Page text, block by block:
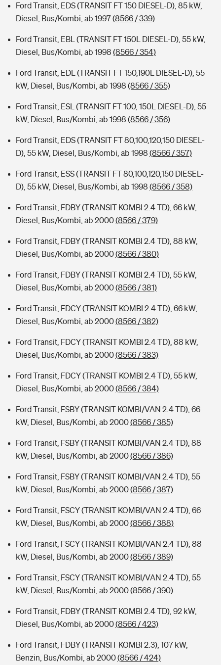
Ford Transit, EDS (TRANSIT FT 150 DIESEL-D), 85 kW,
Diesel, Bus/Kombi, ab 1997(8566 / 339)
Ford Transit, EBL (TRANSIT FT 150L DIESEL-D), 55 kW,
Diesel, Bus/Kombi, ab 1998 (8566 / 354)
Ford Transit, EDL (TRANSIT FT 150,190L DIESEL-D), 55
kW, Diesel, Bus/Kombi, ab 1998 (8566 / 355)
Ford Transit, ESL (TRANSIT FT 100, 150L DIESEL-D), 55
kW, Diesel, Bus/Kombi, ab 1998 (8566 / 356)
Ford Transit, EDS (TRANSIT FT 80,100,120,150 DIESEL-
D), 55 kW, Diesel, Bus/Kombi, ab 1998 (8566 / 357)
Ford Transit, ESS (TRANSIT FT 80,100,120,150 DIESEL-
D), 55 kW, Diesel, Bus/Kombi, ab 1998 (8566 / 358)
Ford Transit, FDBY (TRANSIT KOMBI 2.4 TD), 66 kW,
Diesel, Bus/Kombi, ab 2000(8566 / 379)
Ford Transit, FDBY (TRANSIT KOMBI 2.4 TD), 88 kW,
Diesel, Bus/Kombi, ab 2000(8566 / 380)
Ford Transit, FDBY (TRANSIT KOMBI 2.4 TD), 55 kW,
Diesel, Bus/Kombi, ab 2000(8566 / 381)
Ford Transit, FDCY (TRANSIT KOMBI 2.4 TD), 66 kW,
Diesel, Bus/Kombi, ab 2000(8566 / 382)
Ford Transit, FDCY (TRANSIT KOMBI 2.4 TD), 88 kW,
Diesel, Bus/Kombi, ab 2000(8566 / 383)
Ford Transit, FDCY (TRANSIT KOMBI 2.4 TD), 55 kW,
Diesel, Bus/Kombi, ab 2000(8566 / 384)
Ford Transit, FSBY (TRANSIT KOMBI/VAN 2.4 TD), 66
kW, Diesel, Bus/Kombi, ab 2000(8566 / 385)
Ford Transit, FSBY (TRANSIT KOMBI/VAN 2.4 TD), 88
kW, Diesel, Bus/Kombi, ab 2000(8566 / 386)
Ford Transit, FSBY (TRANSIT KOMBI/VAN 2.4 TD), 55
kW, Diesel, Bus/Kombi, ab 2000(8566 / 387)
Ford Transit, FSCY (TRANSIT KOMBI/VAN 2.4 TD), 66
kW, Diesel, Bus/Kombi, ab 2000(8566 / 388)
Ford Transit, FSCY (TRANSIT KOMBI/VAN 2.4 TD), 88
kW, Diesel, Bus/Kombi, ab 2000(8566 / 389)
Ford Transit, FSCY (TRANSIT KOMBI/VAN 2.4 TD), 55
kW, Diesel, Bus/Kombi, ab 2000(8566 / 390)
Ford Transit, FDBY (TRANSIT KOMBI 2.4 TD), 92 kW,
Diesel, Bus/Kombi, ab 2000(8566 / 423)
Ford Transit, FDBY (TRANSIT KOMBI 2.3), 107 kW,
Benzin, Bus/Kombi, ab 2000(8566 / 424)